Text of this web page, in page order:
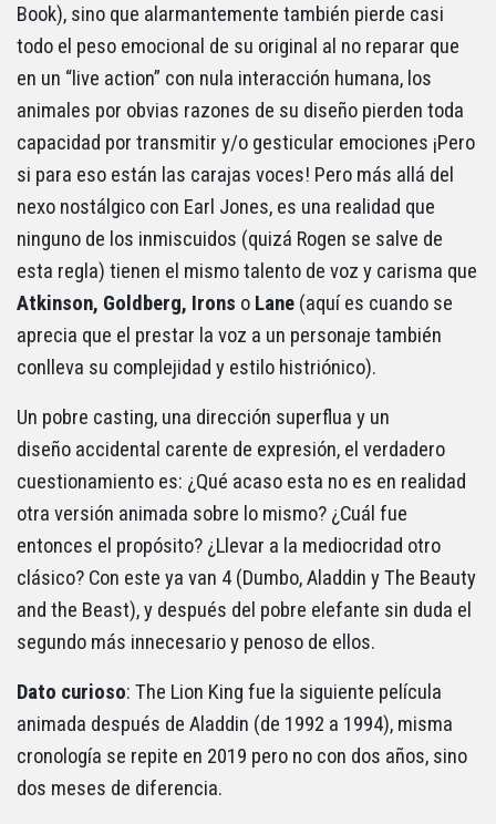
Book), sino que alarmantemente también pierde casi
todo el peso emocional de su original al no reparar que
en un “live action” con nula interacción humana, los
animales por obvias razones de su diseño pierden toda
capacidad por transmitir y/o gesticular emociones ¡Pero
si para eso están las carajas voces! Pero más allá del
nexo nostálgico con Earl Jones, es una realidad que
ninguno de los inmiscuidos (quizá Rogen se salve de
esta regla) tienen el mismo talento de voz y carisma que
Atkinson, Goldberg, Irons o Lane (aquí es cuando se
aprecia que el prestar la voz a un personaje también
conlleva su complejidad y estilo histriónico).
Un pobre casting, una dirección superflua y un
diseño accidental carente de expresión, el verdadero
cuestionamiento es: ¿Qué acaso esta no es en realidad
otra versión animada sobre lo mismo? ¿Cuál fue
entonces el propósito? ¿Llevar a la mediocridad otro
clásico? Con este ya van 4 (Dumbo, Aladdin y The Beauty
and the Beast), y después del pobre elefante sin duda el
segundo más innecesario y penoso de ellos.
Dato curioso: The Lion King fue la siguiente película
animada después de Aladdin (de 1992 a 1994), misma
cronología se repite en 2019 pero no con dos años, sino
dos meses de diferencia.